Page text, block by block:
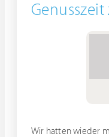
Wir hatten wieder